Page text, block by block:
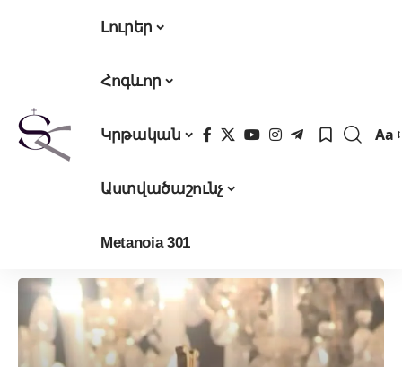
Լուրեր
Հոգևոր
Կրթական
Աստվածաշունչ
Metanoia 301
Aa